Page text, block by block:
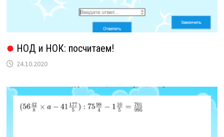
НОД и НОК: посчитаем!
24.10.2020